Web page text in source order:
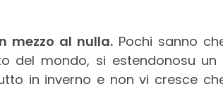
mezzo al nulla.Pochi sanno
del mondo, si estendonosu
in inverno e non vi cresce